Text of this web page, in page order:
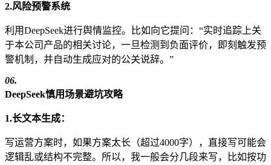
2.风险预警系统
利用DeepSeek进行舆情监控。比如向它提问：“实时追踪上关
于本公司产品的相关讨论，一旦检测到负面评价，即刻触发预
警机制，并自动生成应对的公关说辞。”
06.
DeepSeek慎用场景避坑攻略
1.长文本生成：
写运营方案时，如果方案太长（超过4000字），直接写可能会
逻辑乱或结构不完整。所以，我一般会分几段来写，比如按功